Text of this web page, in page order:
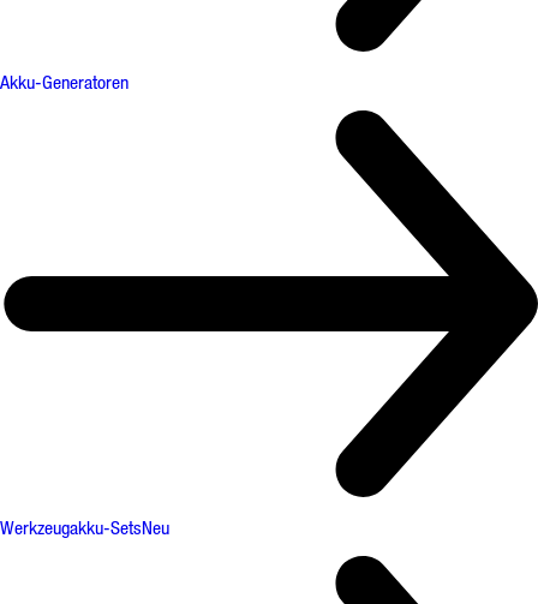
Akku-Generatoren
Werkzeugakku-SetsNeu